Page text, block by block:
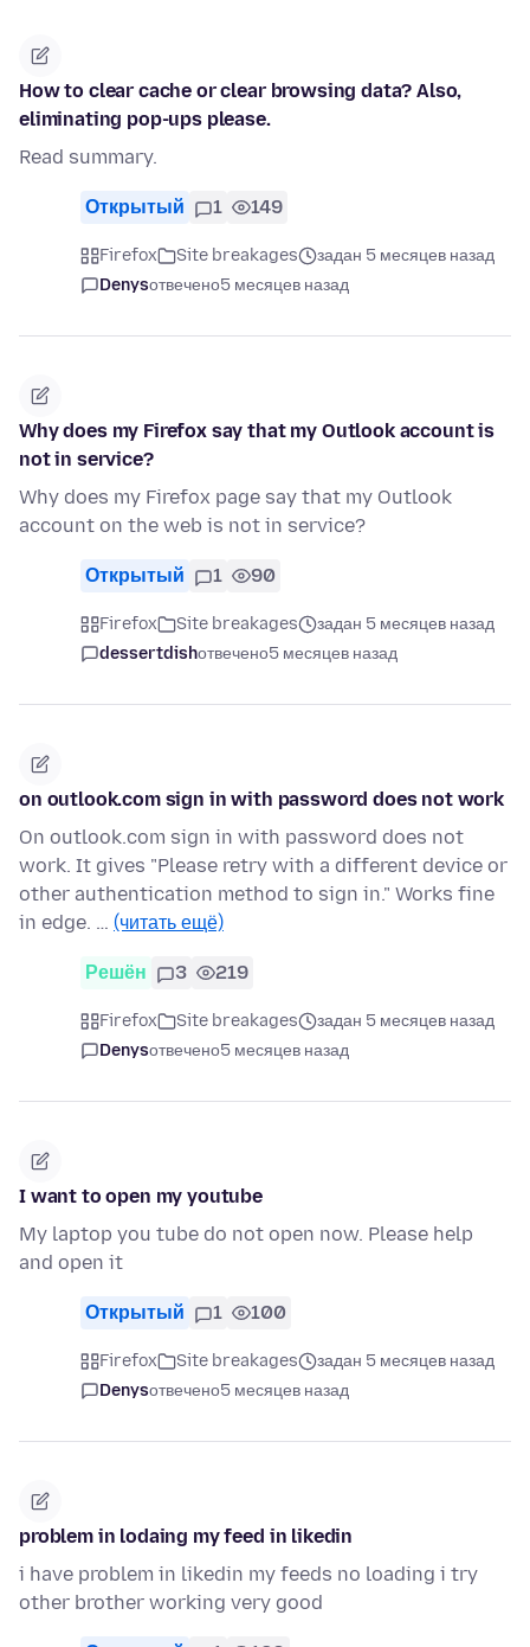
How to clear cache or clear browsing data? Also,
eliminating pop-ups please.
Read summary.
Открытый 1 149
Firefox Site breakages
задан 5 месяцев назад
Denysотвечено5 месяцев назад
Why does my Firefox say that my Outlook account is
not in service?
Why does my Firefox page say that my Outlook
account on the web is not in service?
Открытый 1 90
Firefox Site breakages
задан 5 месяцев назад
dessertdishотвечено5 месяцев назад
on outlook.com sign in with password does not work
On outlook.com sign in with password does not
work. It gives "Please retry with a different device or
other authentication method to sign in." Works fine
in edge. … (читать ещё)
Решён 3 219
Firefox Site breakages
задан 5 месяцев назад
Denysотвечено5 месяцев назад
I want to open my youtube
My laptop you tube do not open now. Please help
and open it
Открытый 1 100
Firefox Site breakages
задан 5 месяцев назад
Denysотвечено5 месяцев назад
problem in lodaing my feed in likedin
i have problem in likedin my feeds no loading i try
other brother working very good